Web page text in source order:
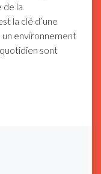
de la
la clé d’une
un environnement
sont